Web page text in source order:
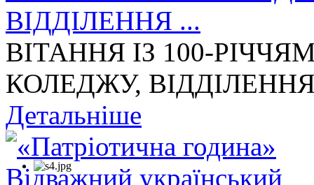
ВІТАННЯ ІЗ 100-
КОЛЕДЖУ,
Детальніше